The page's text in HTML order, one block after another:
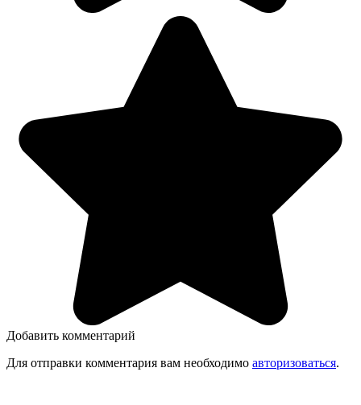
Добавить комментарий
Для отправки комментария вам необходимо авторизоваться.